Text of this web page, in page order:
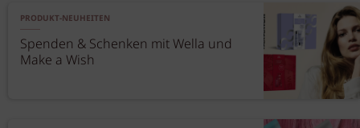
PRODUKT-NEUHEITEN
Spenden & Schenken mit Wella und
Make a Wish